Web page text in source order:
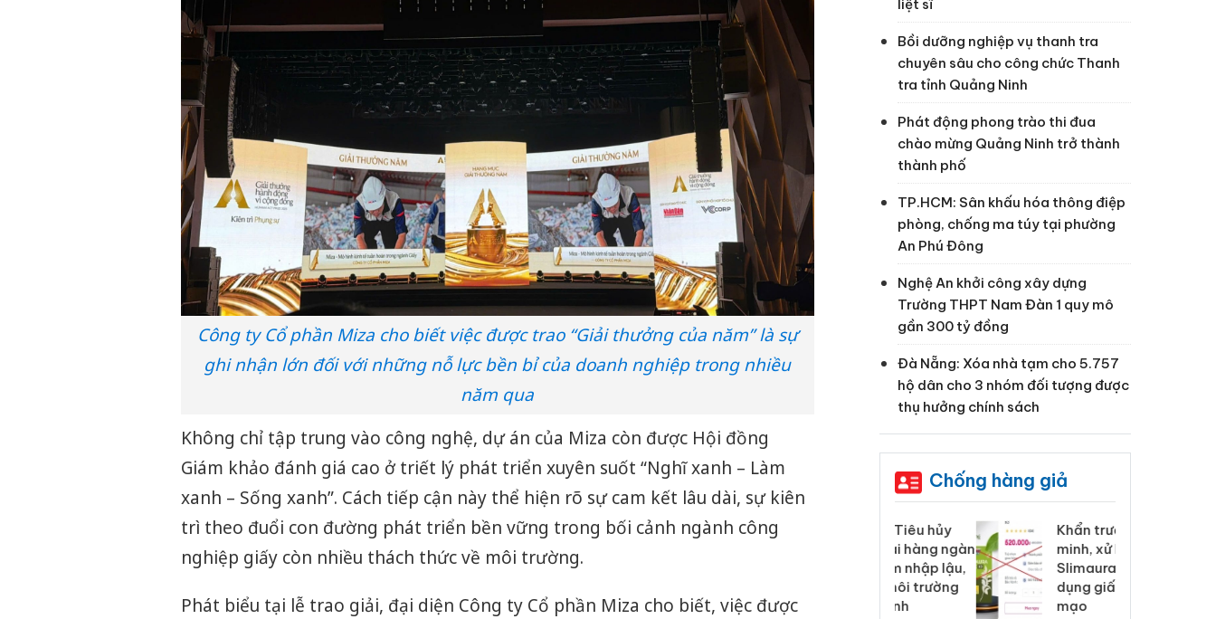
Công ty Cổ phần Miza cho biết việc được trao “Giải thưởng của năm” là sự
ghi nhận lớn đối với những nỗ lực bền bỉ của doanh nghiệp trong nhiều
năm qua
Không chỉ tập trung vào công nghệ, dự án của Miza còn được Hội đồng
Giám khảo đánh giá cao ở triết lý phát triển xuyên suốt “Nghĩ xanh – Làm
xanh – Sống xanh”. Cách tiếp cận này thể hiện rõ sự cam kết lâu dài, sự kiên
trì theo đuổi con đường phát triển bền vững trong bối cảnh ngành công
nghiệp giấy còn nhiều thách thức về môi trường.
Phát biểu tại lễ trao giải, đại diện Công ty Cổ phần Miza cho biết, việc được
liệt sĩ
Bồi dưỡng nghiệp vụ thanh tra
chuyên sâu cho công chức Thanh
tra tỉnh Quảng Ninh
Phát động phong trào thi đua
chào mừng Quảng Ninh trở thành
thành phố
TP.HCM: Sân khấu hóa thông điệp
phòng, chống ma túy tại phường
An Phú Đông
Nghệ An khởi công xây dựng
Trường THPT Nam Đàn 1 quy mô
gần 300 tỷ đồng
Đà Nẵng: Xóa nhà tạm cho 5.757
hộ dân cho 3 nhóm đối tượng được
thụ hưởng chính sách
Chống hàng giả
Cà Mau: Tiêu hủy
kinh doanh
Khẩn trương xác
minh, xử lý sản phẩm
Slimaura Care x3 sử
dụng giấy phép giả
mạo